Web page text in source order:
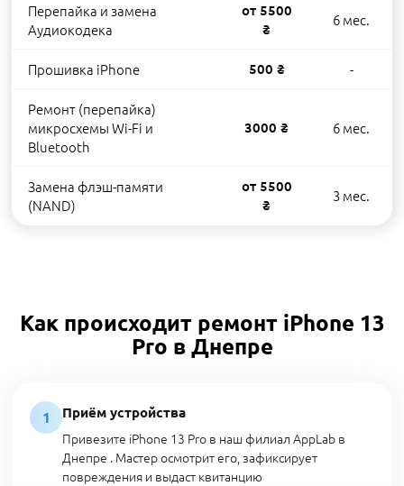
Перепайка и замена
Аудиокодека
от 5500
₴
6 мес.
Прошивка iPhone 500 ₴ -
Ремонт (перепайка)
микросхемы Wi-Fi и
Bluetooth
3000 ₴ 6 мес.
Замена флэш-памяти
(NAND)
от 5500
₴
3 мес.
Как происходит ремонт iPhone 13
Pro в Днепре
1
Приём устройства
Привезите iPhone 13 Pro в наш филиал AppLab в
Днепре . Мастер осмотрит его, зафиксирует
повреждения и выдаст квитанцию